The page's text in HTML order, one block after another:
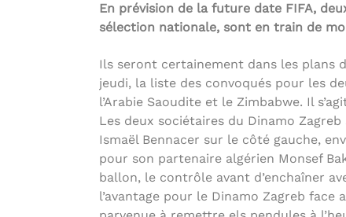
En prévision de la future date FIFA,
sélection nationale, sont en train de
Ils seront certainement dans les plans
jeudi, la liste des convoqués pour les
l’Arabie Saoudite et le Zimbabwe. Il
Les deux sociétaires du Dinamo
Ismaël Bennacer sur le côté gauche,
pour son partenaire algérien Monsef
ballon, le contrôle avant d’enchaîner
l’avantage pour le Dinamo Zagreb face